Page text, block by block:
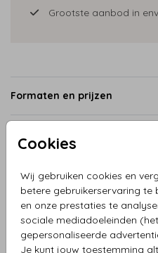
Cookies
Wij gebruiken cookies en
betere gebruikerservaring te
en onze prestaties te
sociale mediadoeleinden
gepersonaliseerde
Je kunt jouw toestemming
Grootste aanbod in
Formaten en prijzen
Productinformatie
Omschrijving
Vrolijk en kleurrijk
uitkijk stoel, lief broertjes
zomerkaartje met vrolijke